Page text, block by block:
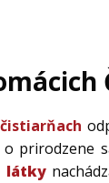
o prirodzene
látky